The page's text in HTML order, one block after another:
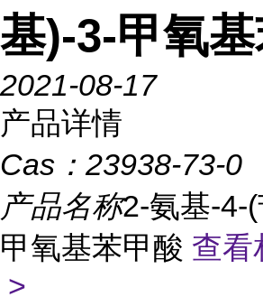
基)-3-甲氧
2021-08-17
产品详情
Cas： 23938-73-0
产品名称2-氨基-4-
甲氧基苯甲酸 查看
>